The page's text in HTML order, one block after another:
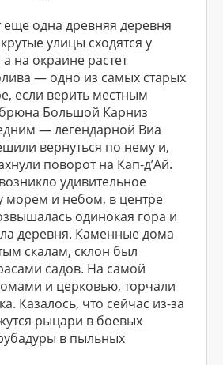
еще одна древняя деревня
улицы сходятся у
на окраине растет
— одно из самых старых
если верить местным
Большой Карниз
— легендарной Виа
вернуться по нему и,
поворот на Кап-д’Ай.
удивительное
морем и небом, в центре
одинокая гора и
деревня. Каменные дома
скалам, склон был
садов. На самой
и церковью, торчали
Казалось, что сейчас из-за
рыцари в боевых
в пыльных